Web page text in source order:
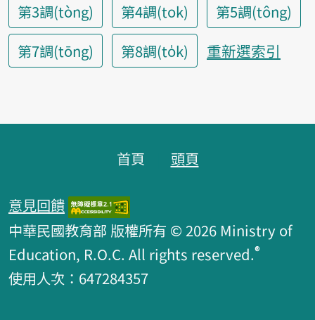
第3調(tòng)
第4調(tok)
第5調(tông)
第7調(tōng)
第8調(to̍k) 重新選索引
首頁 頭頁
意見回饋
中華民國教育部 版權所有 © 2026 Ministry of
Education, R.O.C. All rights reserved.®
使用人次：647284357